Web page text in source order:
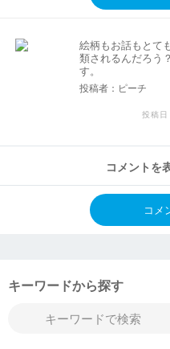
絵柄もお話もとて
類されるんだろう
す。
投稿者：ピーチ
投稿
コメントを
コメ
キーワードから探す